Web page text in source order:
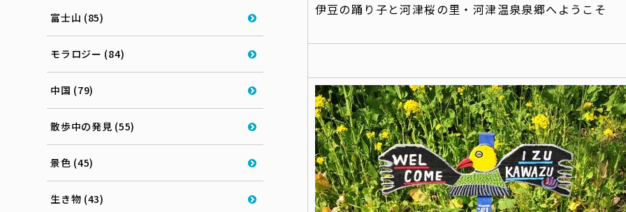
伊豆の踊り子と河津桜の里・河津温泉泉郷へようこそ
富士山 (85)
モラロジー (84)
中国 (79)
散歩中の発見 (55)
景色 (45)
生き物 (43)